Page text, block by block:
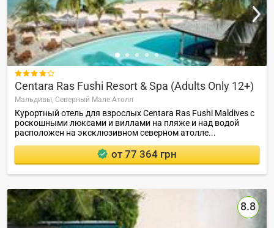

Centara Ras Fushi Resort & Spa (Adults Only 12+)
Мальдивы, Северный Мале Атолл
Курортный отель для взрослых Centara Ras Fushi Maldives с
роскошными люксами и виллами на пляже и над водой
расположен на эксклюзивном северном атолле...
от 77 364 грн
8.8